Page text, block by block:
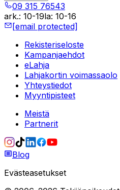
09 315 76543
ark.: 10-19la: 10-16
[email protected]
Rekisteriseloste
Kampanjaehdot
eLahja
Lahjakortin voimassaolo
Yhteystiedot
Myyntipisteet
Meistä
Partnerit
Blog
Evästeasetukset